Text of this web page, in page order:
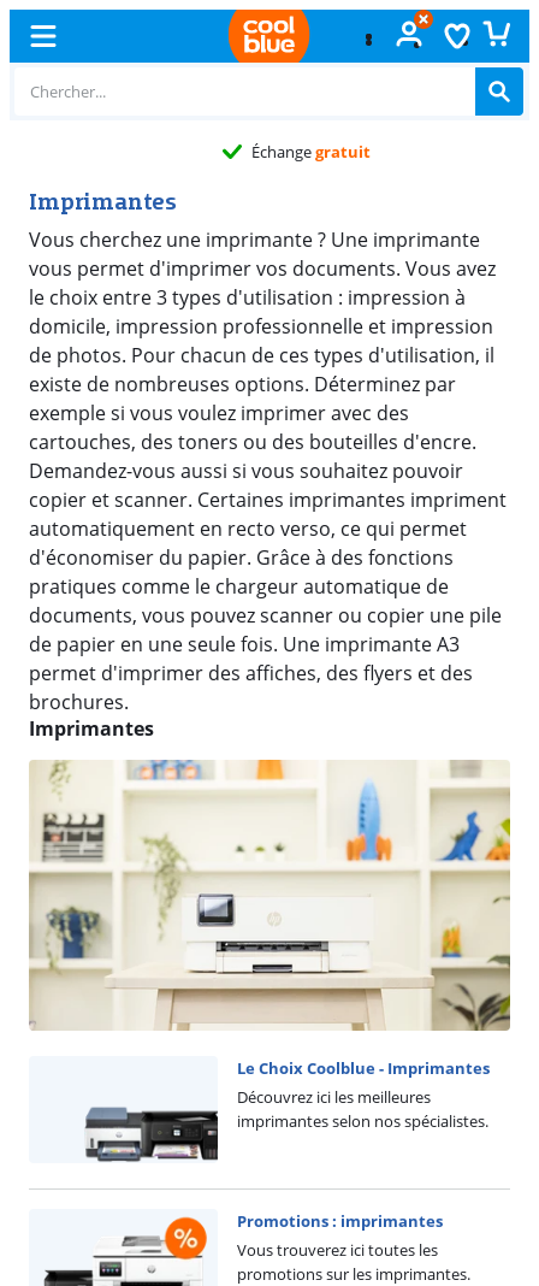
Échangegratuit
Imprimantes
Vous cherchez une imprimante ? Une imprimante
vous permet d'imprimer vos documents. Vous avez
le choix entre 3 types d'utilisation : impression à
domicile, impression professionnelle et impression
de photos. Pour chacun de ces types d'utilisation, il
existe de nombreuses options. Déterminez par
exemple si vous voulez imprimer avec des
cartouches, des toners ou des bouteilles d'encre.
Demandez-vous aussi si vous souhaitez pouvoir
copier et scanner. Certaines imprimantes impriment
automatiquement en recto verso, ce qui permet
d'économiser du papier. Grâce à des fonctions
pratiques comme le chargeur automatique de
documents, vous pouvez scanner ou copier une pile
de papier en une seule fois. Une imprimante A3
permet d'imprimer des affiches, des flyers et des
brochures.
Imprimantes
Le Choix Coolblue - Imprimantes
Découvrez ici les meilleures
imprimantes selon nos spécialistes.
Promotions : imprimantes
Vous trouverez ici toutes les
promotions sur les imprimantes.